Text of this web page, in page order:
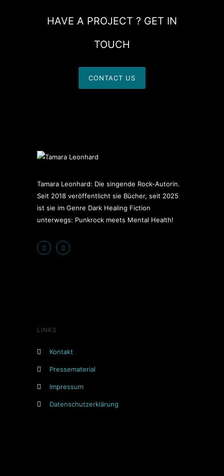
HAVE A PROJECT ? GET IN
TOUCH
CONTACT US
Tamara Leonhard: Die singende Rock-Autorin.
Seit 2018 veröffentlicht sie Bücher, seit 2025
ist sie im Genre Dark Healing Fiction
unterwegs: Punkrock meets Mental Health!
LINKS
Kontakt
Pressematerial
Impressum
Datenschutzerklärung